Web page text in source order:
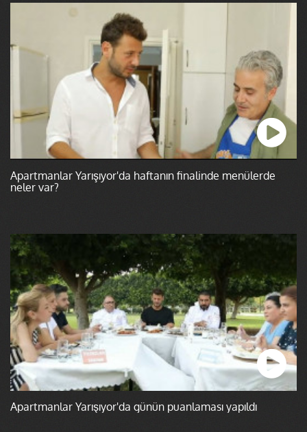
Apartmanlar Yarışıyor'da haftanın finalinde menülerde
neler var?
Apartmanlar Yarışıyor'da günün puanlaması yapıldı